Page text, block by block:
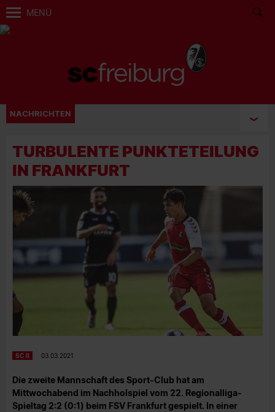
MENÜ
NACHRICHTEN
TURBULENTE PUNKTETEILUNG
IN FRANKFURT
SC II 03.03.2021
Die zweite Mannschaft des Sport-Club hat am
Mittwochabend im Nachholspiel vom 22. Regionalliga-
Spieltag 2:2 (0:1) beim FSV Frankfurt gespielt. In einer